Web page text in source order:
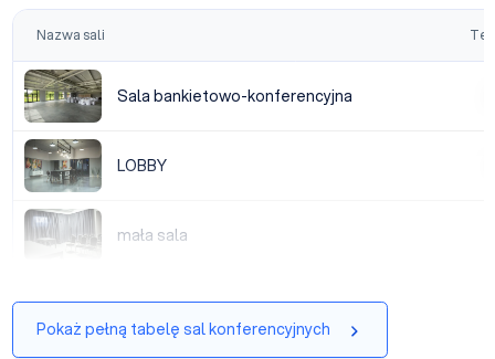
Nazwa sali
Sala bankietowo-konferencyjna
Sala bankietowo-konferencyjna
LOBBY
LOBBY
mała sala
mała sala
Pokaż pełną tabelę sal konferencyjnych